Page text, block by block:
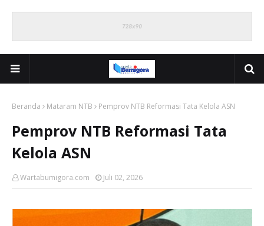
Beranda Mataram NTB Pemprov NTB Reformasi Tata Kelola ASN
Pemprov NTB Reformasi Tata
Kelola ASN
Wartabumigora.com Juli 02, 2026